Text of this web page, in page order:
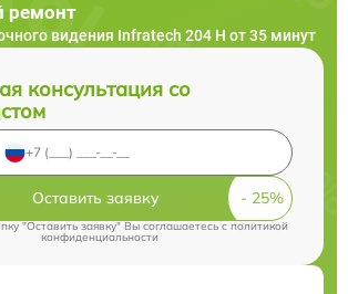
ремонт
видения Infratech 204 Н от 35 минут
консультация со
Оставить заявку
"Оставить заявку" Вы соглашаетесь cполитикой
конфиденциальности